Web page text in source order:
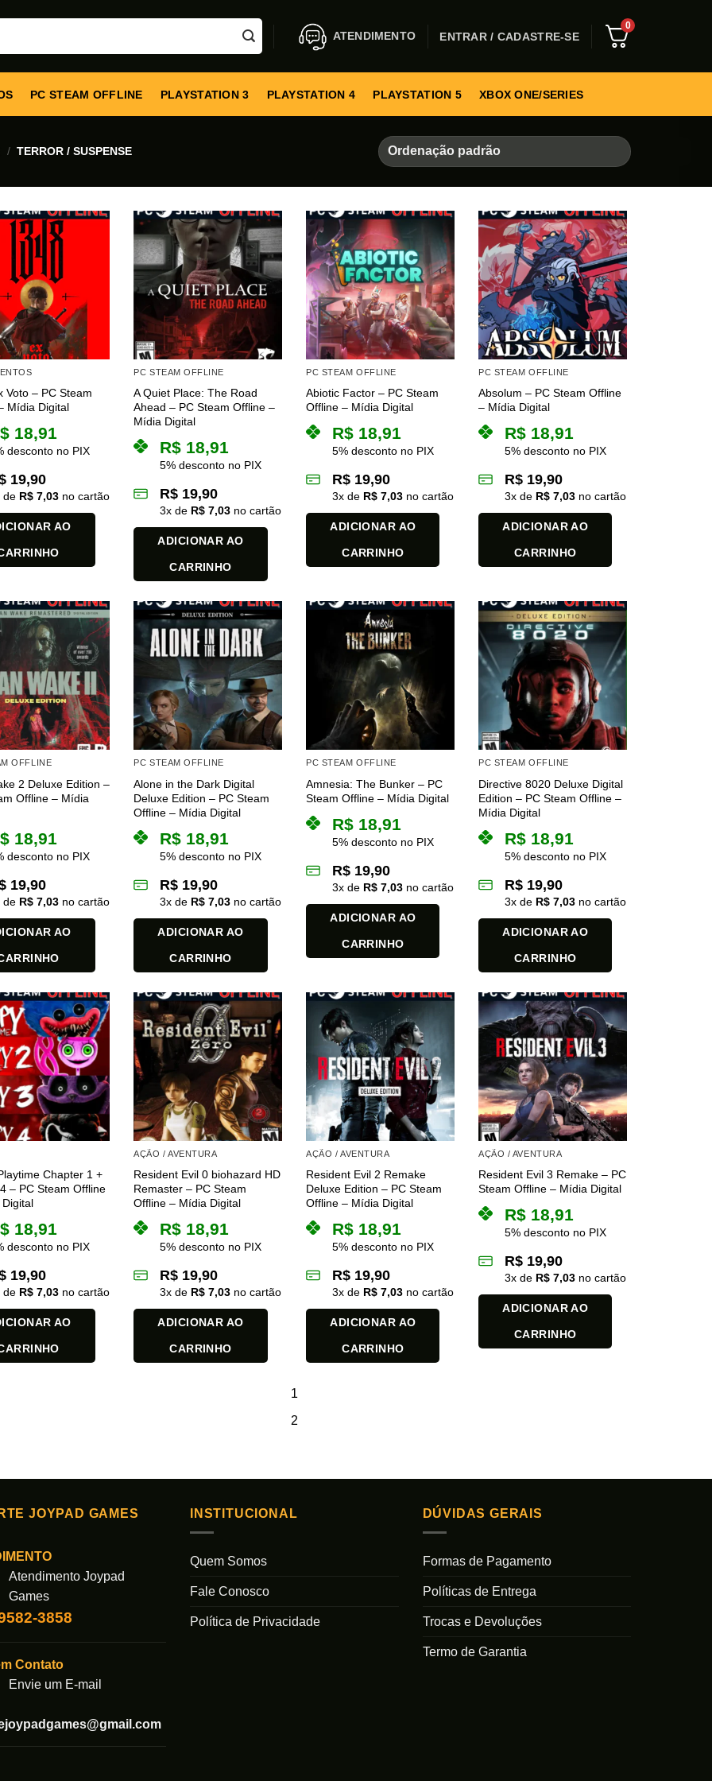
ATENDIMENTO ENTRAR / CADASTRE-SE
0
PC STEAM OFFLINE PLAYSTATION 3 PLAYSTATION 4 PLAYSTATION 5 XBOX ONE/SERIES
/ TERROR / SUSPENSE
Voto – PC Steam
Mídia Digital
18,91
desconto no PIX
19,90
de R$7,03no cartão
AO
PC STEAM OFFLINE
A Quiet Place: The Road
Ahead – PC Steam Offline –
Mídia Digital
R$ 18,91
5% desconto no PIX
R$ 19,90
3x de R$ 7,03 no cartão
ADICIONAR AO
CARRINHO
PC STEAM OFFLINE
Abiotic Factor – PC Steam
Offline – Mídia Digital
R$ 18,91
5% desconto no PIX
R$ 19,90
3x de R$ 7,03 no cartão
ADICIONAR AO
CARRINHO
PC STEAM OFFLINE
Absolum – PC Steam Offline
– Mídia Digital
R$ 18,91
5% desconto no PIX
R$ 19,90
3x de R$ 7,03 no cartão
ADICIONAR AO
CARRINHO
OFFLINE
2 Deluxe Edition –
Offline – Mídia
18,91
desconto no PIX
19,90
de R$7,03no cartão
AO
PC STEAM OFFLINE
Alone in the Dark Digital
Deluxe Edition – PC Steam
Offline – Mídia Digital
R$ 18,91
5% desconto no PIX
R$ 19,90
3x de R$ 7,03 no cartão
ADICIONAR AO
CARRINHO
PC STEAM OFFLINE
Amnesia: The Bunker – PC
Steam Offline – Mídia Digital
R$ 18,91
5% desconto no PIX
R$ 19,90
3x de R$ 7,03 no cartão
ADICIONAR AO
CARRINHO
PC STEAM OFFLINE
Directive 8020 Deluxe Digital
Edition – PC Steam Offline –
Mídia Digital
R$ 18,91
5% desconto no PIX
R$ 19,90
3x de R$ 7,03 no cartão
ADICIONAR AO
CARRINHO
Chapter 1 +
– PC Steam Offline
18,91
desconto no PIX
19,90
de R$7,03no cartão
AO
AÇÃO / AVENTURA
Resident Evil 0 biohazard HD
Remaster – PC Steam
Offline – Mídia Digital
R$ 18,91
5% desconto no PIX
R$ 19,90
3x de R$ 7,03 no cartão
ADICIONAR AO
CARRINHO
AÇÃO / AVENTURA
Resident Evil 2 Remake
Deluxe Edition – PC Steam
Offline – Mídia Digital
R$ 18,91
5% desconto no PIX
R$ 19,90
3x de R$ 7,03 no cartão
ADICIONAR AO
CARRINHO
AÇÃO / AVENTURA
Resident Evil 3 Remake – PC
Steam Offline – Mídia Digital
R$ 18,91
5% desconto no PIX
R$ 19,90
3x de R$ 7,03 no cartão
ADICIONAR AO
CARRINHO
1
2
JOYPAD GAMES
Atendimento Joypad
Games
3858
Contato
Envie um E-mail
INSTITUCIONAL
Quem Somos
Fale Conosco
Política de Privacidade
DÚVIDAS GERAIS
Formas de Pagamento
Políticas de Entrega
Trocas e Devoluções
Termo de Garantia